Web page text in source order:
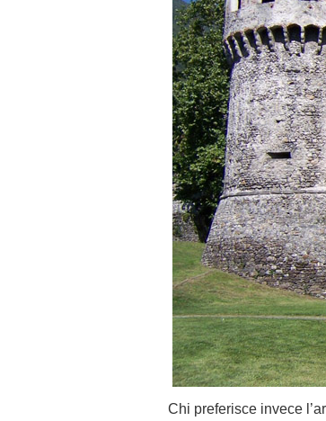
Chi preferisce invece